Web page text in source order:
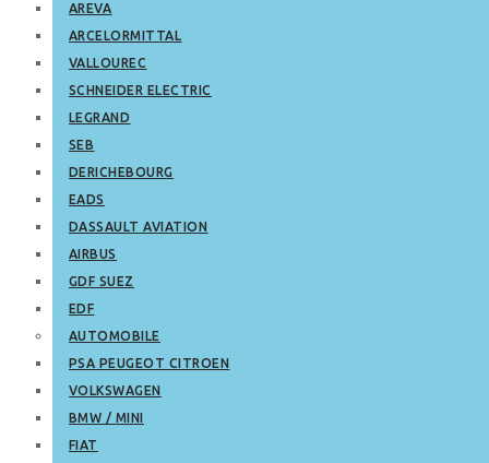
AREVA
ARCELORMITTAL
VALLOUREC
SCHNEIDER ELECTRIC
LEGRAND
SEB
DERICHEBOURG
EADS
DASSAULT AVIATION
AIRBUS
GDF SUEZ
EDF
AUTOMOBILE
PSA PEUGEOT CITROEN
VOLKSWAGEN
BMW / MINI
FIAT